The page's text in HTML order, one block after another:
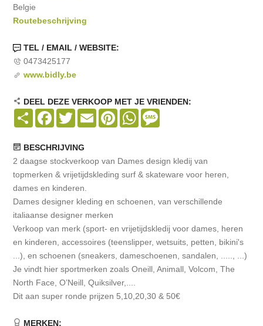
Belgie
Routebeschrijving
TEL / EMAIL / WEBSITE:
0473425177
www.bidly.be
DEEL DEZE VERKOOP MET JE VRIENDEN:
Share Facebook
TwitterEmail PinterestWhatsApp
BESCHRIJVING
2 daagse stockverkoop van Dames design kledij van
topmerken & vrijetijdskleding surf & skateware voor heren,
dames en kinderen.
Dames designer kleding en schoenen, van verschillende
italiaanse designer merken
Verkoop van merk (sport- en vrijetijdskledij voor dames, heren
en kinderen, accessoires (teenslipper, wetsuits, petten, bikini's
...), en schoenen (sneakers, dameschoenen, sandalen, ....., ...)
Je vindt hier sportmerken zoals Oneill, Animall, Volcom, The
North Face, O’Neill, Quiksilver,....
Dit aan super ronde prijzen 5,10,20,30 & 50€
MERKEN: